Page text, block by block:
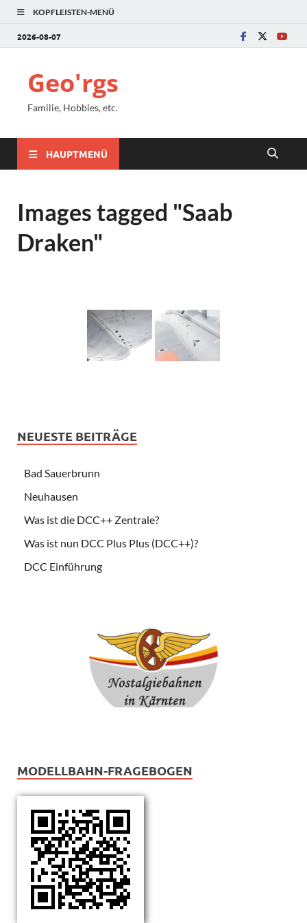
KOPFLEISTEN-MENÜ
2026-08-07
Geo'rgs
Familie, Hobbies, etc.
HAUPTMENÜ
Images tagged "Saab
Draken"
NEUESTE BEITRÄGE
Bad Sauerbrunn
Neuhausen
Was ist die DCC++ Zentrale?
Was ist nun DCC Plus Plus (DCC++)?
DCC Einführung
MODELLBAHN-FRAGEBOGEN